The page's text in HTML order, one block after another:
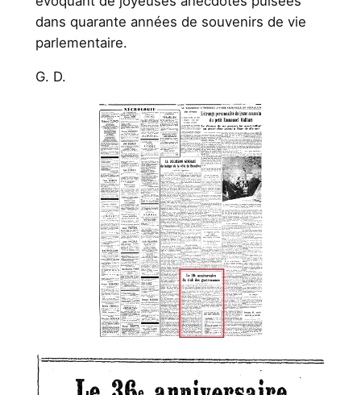
dans quarante années de souvenirs de vie
parlementaire.
G. D.